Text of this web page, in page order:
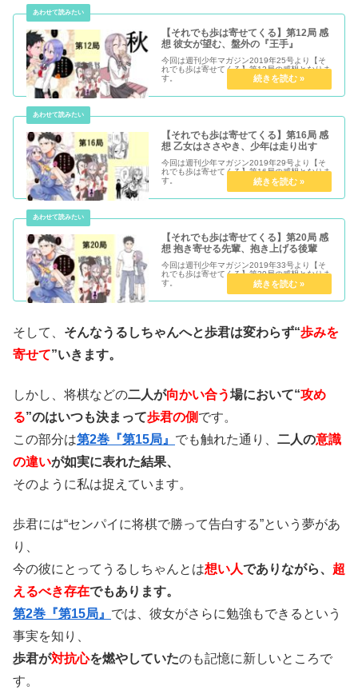
【それでも歩は寄せてくる】第12局 感
想 彼女が望む、盤外の『王手』
今回は週刊少年マガジン2019年25号より【そ
れでも歩は寄せてくる】第12局の感想となりま
す。
【それでも歩は寄せてくる】第16局 感
想 乙女はささやき、少年は走り出す
今回は週刊少年マガジン2019年29号より【そ
れでも歩は寄せてくる】第16局の感想となりま
す。
【それでも歩は寄せてくる】第20局 感
想 抱き寄せる先輩、抱き上げる後輩
今回は週刊少年マガジン2019年33号より【そ
れでも歩は寄せてくる】第20局の感想となりま
す。
そして、 そんなうるしちゃんへと歩君は変わらず“歩みを
寄せて”いきます。
しかし、将棋などの二人が向かい合う場において“攻め
る”のはいつも決まって歩君の側 です。
この部分は第2巻『第15局』 でも触れた通り、 二人の意識
の違いが如実に表れた結果、
そのように私は捉えています。
歩君には“センパイに将棋で勝って告白する”という夢があ
り、
今の彼にとってうるしちゃんとは想い人でありながら、 超
えるべき存在でもあります。
第2巻『第15局』 では、彼女がさらに勉強もできるという
事実を知り、
歩君が対抗心を燃やしていたのも記憶に新しいところで
す。